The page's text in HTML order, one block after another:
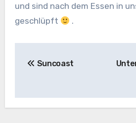
und sind nach dem Essen in
geschlüpft
.
Suncoast